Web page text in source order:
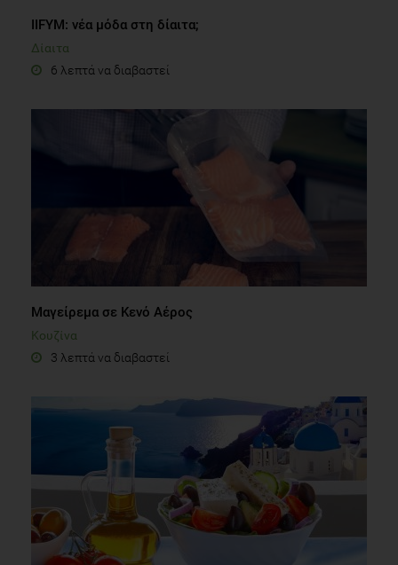
IIFYM: νέα μόδα στη δίαιτα;
Δίαιτα
6 λεπτά να διαβαστεί
Μαγείρεμα σε Κενό Αέρος
Κουζίνα
3 λεπτά να διαβαστεί